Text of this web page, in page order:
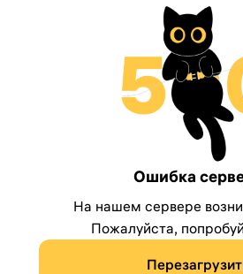
Ошибка
На нашем сервере
Пожалуйста,